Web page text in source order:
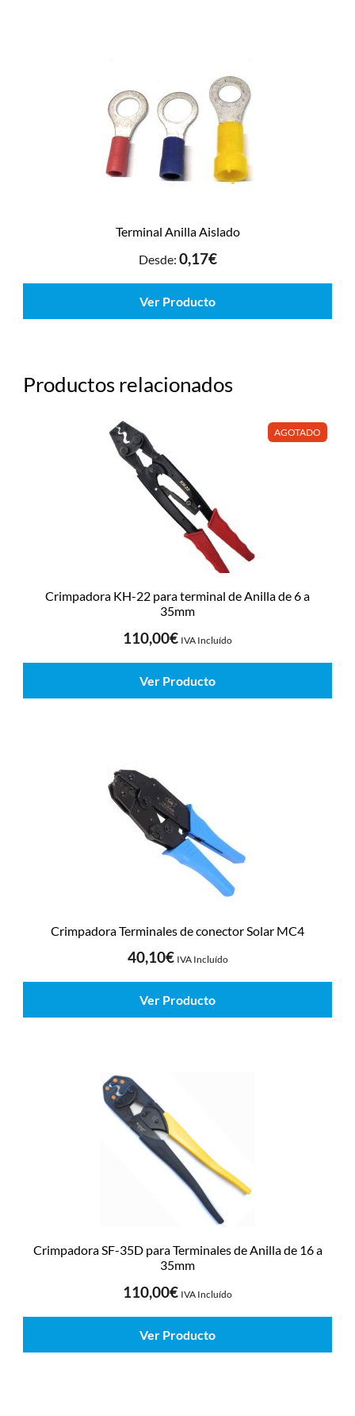
Terminal Anilla Aislado
Desde: 0,17€
Ver Producto
Productos relacionados
AGOTADO
Crimpadora KH-22 para terminal de Anilla de 6 a
35mm
110,00€ IVA Incluído
Ver Producto
Crimpadora Terminales de conector Solar MC4
40,10€ IVA Incluído
Ver Producto
Crimpadora SF-35D para Terminales de Anilla de 16 a
35mm
110,00€ IVA Incluído
Ver Producto